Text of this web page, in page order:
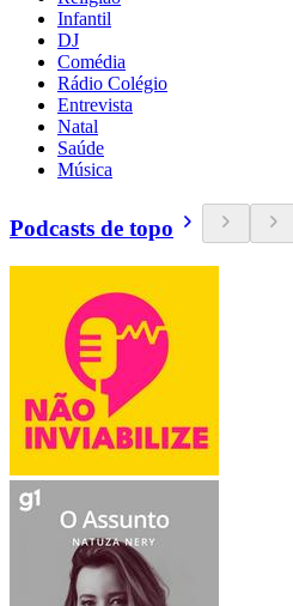
Infantil
DJ
Comédia
Rádio Colégio
Entrevista
Natal
Saúde
Música
Podcasts de topo